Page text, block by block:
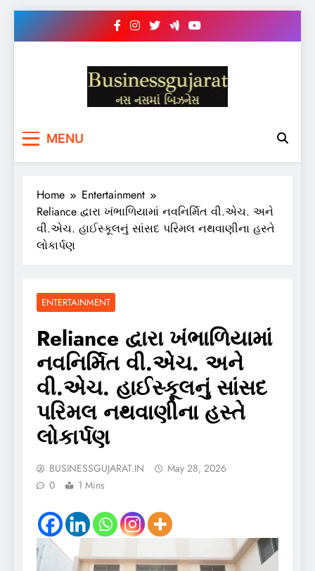
BUSINESS GUJARAT
MENU
Home
Entertainment
Reliance દ્વારા ખંભાળિયામાં નવનિર્મિત વી.એચ. અને
વી.એચ. હાઈસ્કૂલનું સાંસદ પરિમલ નથવાણીના હસ્તે
લોકાર્પણ
ENTERTAINMENT
Reliance દ્વારા ખંભાળિયામાં
નવનિર્મિત વી.એચ. અને
વી.એચ. હાઈસ્કૂલનું સાંસદ
પરિમલ નથવાણીના હસ્તે
લોકાર્પણ
BUSINESSGUJARAT.IN
May 28, 2026
0
1 Mins